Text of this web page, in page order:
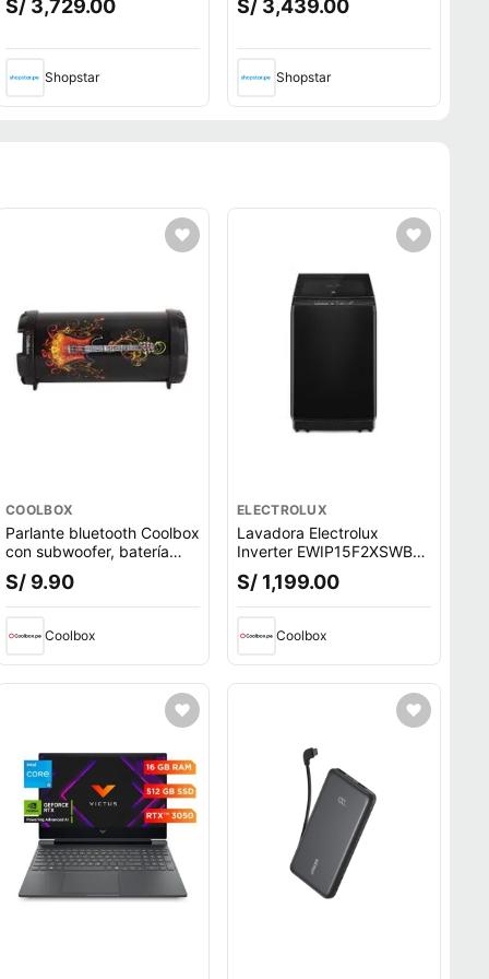
Completo P2P
S/ 3,729.00
Shopstar
Completo P2P
S/ 3,439.00
Shopstar
COOLBOX
Parlante bluetooth Coolbox
con subwoofer, batería
recargable, guitar
S/ 9.90
Coolbox
ELECTROLUX
Lavadora Electrolux
Inverter EWIP15F2XSWB
carga superior, capacidad
15 kg, negro
S/ 1,199.00
Coolbox